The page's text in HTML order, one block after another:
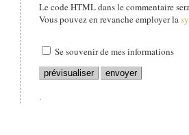
Le code HTML dans le commentaire
Vous pouvez en revanche employer la
Se souvenir de mes informations
.